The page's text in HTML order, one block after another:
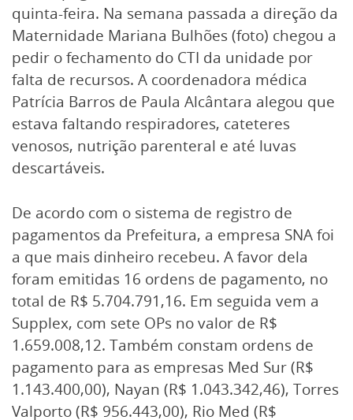
quinta-feira. Na semana passada a direção da
Maternidade Mariana Bulhões (foto) chegou a
pedir o fechamento do CTI da unidade por
falta de recursos. A coordenadora médica
Patrícia Barros de Paula Alcântara alegou que
estava faltando respiradores, cateteres
venosos, nutrição parenteral e até luvas
descartáveis.
De acordo com o sistema de registro de
pagamentos da Prefeitura, a empresa SNA foi
a que mais dinheiro recebeu. A favor dela
foram emitidas 16 ordens de pagamento, no
total de R$ 5.704.791,16. Em seguida vem a
Supplex, com sete OPs no valor de R$
1.659.008,12. Também constam ordens de
pagamento para as empresas Med Sur (R$
1.143.400,00), Nayan (R$ 1.043.342,46), Torres
Valporto (R$ 956.443,00), Rio Med (R$